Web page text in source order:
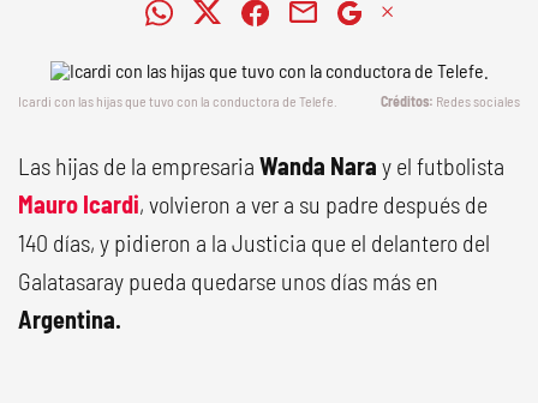
Icardi con las hijas que tuvo con la conductora de Telefe. Redes sociales
Las hijas de la empresaria Wanda Nara y el futbolista
Mauro Icardi, volvieron a ver a su padre después de
140 días, y pidieron a la Justicia que el delantero del
Galatasaray pueda quedarse unos días más en
Argentina.